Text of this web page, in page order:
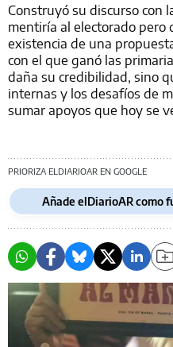
Construyó su discurso con
mentiría al electorado
existencia de una
con el que ganó las
daña su credibilidad, sino
internas y los desafíos de
sumar apoyos que hoy se
PRIORIZA ELDIARIOAR EN GOOGLE
Añade elDiarioAR como